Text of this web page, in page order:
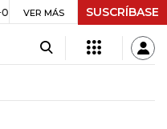
UVR $ 416,96 +$ 0,05 +0,01%
VER MÁS SUSCRÍBASE